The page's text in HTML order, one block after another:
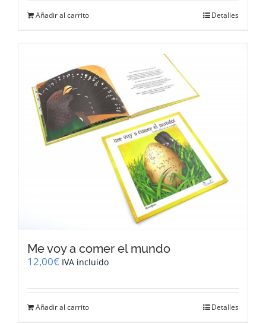
Añadir al carrito Detalles
Me voy a comer el mundo
12,00€ IVA incluido
Añadir al carrito Detalles